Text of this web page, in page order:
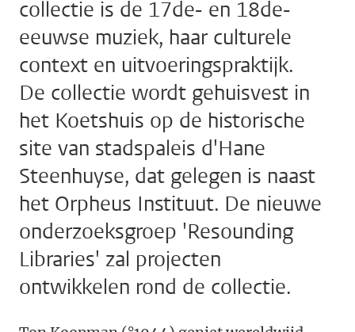
collectie is de 17de- en 18de-
eeuwse muziek, haar culturele
context en uitvoeringspraktijk.
De collectie wordt gehuisvest in
het Koetshuis op de historische
site van stadspaleis d'Hane
Steenhuyse, dat gelegen is naast
het Orpheus Instituut. De nieuwe
onderzoeksgroep 'Resounding
Libraries' zal projecten
ontwikkelen rond de collectie.